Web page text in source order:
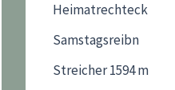
Heimatrechteck
Samstagsreibn
Streicher 1594 m